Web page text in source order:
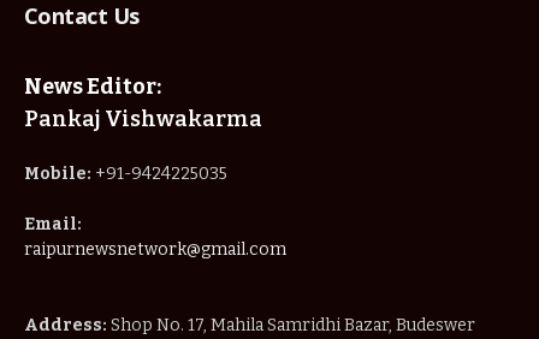
Contact Us
News Editor:
Pankaj Vishwakarma
Mobile: +91-9424225035
Email:
raipurnewsnetwork@gmail.com
Address: Shop No. 17, Mahila Samridhi Bazar, Budeswer